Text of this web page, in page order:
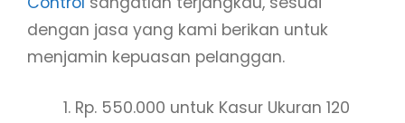
dengan jasa yang kami berikan untuk
menjamin kepuasan pelanggan.
Rp. 550.000 untuk Kasur Ukuran 120